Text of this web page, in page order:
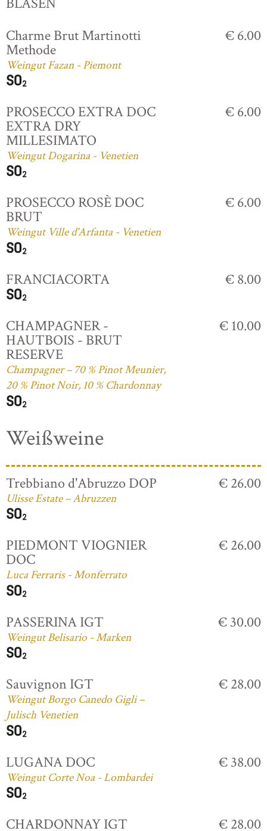
Charme Brut Martinotti
Methode
Weingut Fazan - Piemont
€ 6.00
PROSECCO EXTRA DOC
EXTRA DRY
MILLESIMATO
Weingut Dogarina - Venetien
€ 6.00
PROSECCO ROSÈ DOC
BRUT
Weingut Ville d'Arfanta - Venetien
€ 6.00
FRANCIACORTA € 8.00
CHAMPAGNER -
HAUTBOIS - BRUT
RESERVE
Champagner – 70 % Pinot Meunier,
20 % Pinot Noir, 10 % Chardonnay
€ 10.00
Weißweine
Trebbiano d'Abruzzo DOP
Ulisse Estate – Abruzzen
€ 26.00
PIEDMONT VIOGNIER
DOC
Luca Ferraris - Monferrato
€ 26.00
PASSERINA IGT
Weingut Belisario - Marken
€ 30.00
Sauvignon IGT
Weingut Borgo Canedo Gigli –
Julisch Venetien
€ 28.00
LUGANA DOC
Weingut Corte Noa - Lombardei
€ 38.00
CHARDONNAY IGT € 28.00